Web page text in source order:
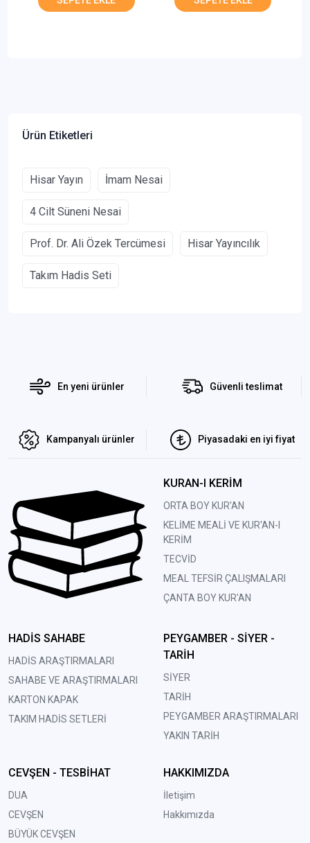
Ürün Etiketleri
Hisar Yayın İmam Nesai
4 Cilt Süneni Nesai
Prof. Dr. Ali Özek Tercümesi Hisar Yayıncılık
Takım Hadis Seti
En yeni ürünler Güvenli teslimat
Kampanyalı ürünler Piyasadaki en iyi fiyat
KURAN-I KERİM
ORTA BOY KUR'AN
KELİME MEALİ VE KUR'AN-I
KERİM
TECVİD
MEAL TEFSİR ÇALIŞMALARI
ÇANTA BOY KUR'AN
HADİS SAHABE
HADİS ARAŞTIRMALARI
SAHABE VE ARAŞTIRMALARI
KARTON KAPAK
TAKIM HADİS SETLERİ
PEYGAMBER - SİYER -
TARİH
SİYER
TARİH
PEYGAMBER ARAŞTIRMALARI
YAKIN TARİH
CEVŞEN - TESBİHAT
DUA
CEVŞEN
BÜYÜK CEVŞEN
HAKKIMIZDA
İletişim
Hakkımızda